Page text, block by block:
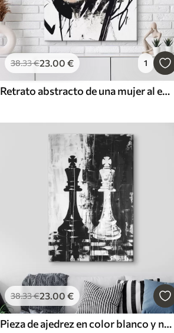
38.33€23.00 € 1
Retrato abstracto de una mujer al estilo graffiti
38.33€23.00 €
Pieza de ajedrez en color blanco y negro